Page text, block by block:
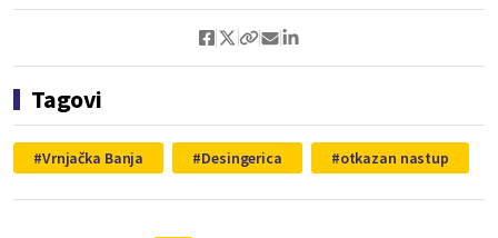
Tagovi
Vrnjačka Banja Desingerica otkazan nastup